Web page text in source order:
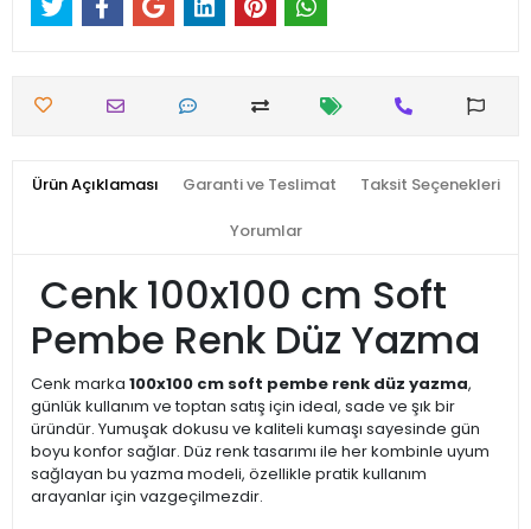
Ürün Açıklaması Garanti ve Teslimat Taksit Seçenekleri
Yorumlar
Cenk 100x100 cm Soft
Pembe Renk Düz Yazma
Cenk marka 100x100 cm soft pembe renk düz yazma,
günlük kullanım ve toptan satış için ideal, sade ve şık bir
üründür. Yumuşak dokusu ve kaliteli kumaşı sayesinde gün
boyu konfor sağlar. Düz renk tasarımı ile her kombinle uyum
sağlayan bu yazma modeli, özellikle pratik kullanım
arayanlar için vazgeçilmezdir.